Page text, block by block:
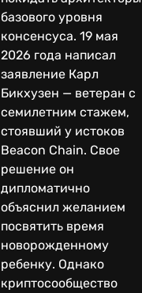
базового уровня
консенсуса. 19 мая
2026 года написал
заявление Карл
Бикхузен — ветеран с
семилетним стажем,
стоявший у истоков
Beacon Chain. Свое
решение он
дипломатично
объяснил желанием
посвятить время
новорожденному
ребенку. Однако
криптосообщество